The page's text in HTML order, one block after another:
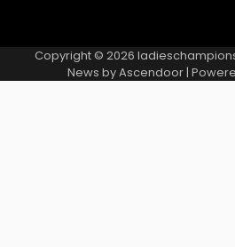
Copyright © 2026
News byAscendoor|